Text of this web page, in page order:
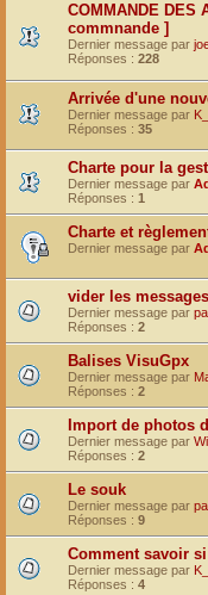
COMMANDE DES
commnande ]
Dernier message par
Réponses : 228
Arrivée d'une
Dernier message par
Réponses : 35
Charte pour la
Dernier message par
Réponses : 1
Charte et
Dernier message par
vider les
Dernier message par
Réponses : 2
Balises VisuGpx
Dernier message par
Réponses : 2
Import de photos
Dernier message par
Réponses : 2
Le souk
Dernier message par
Réponses : 9
Comment savoir
Dernier message par
Réponses : 4